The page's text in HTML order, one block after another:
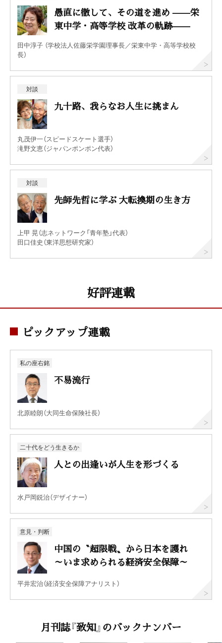
愚直に徹して、その道を進め ——栄
東中学・高等学校 改革の軌跡——
田中淳子 （学校法人佐藤栄学園理事長／栄東中学・高等学校校
長）
対談
九十路、我らなお人生に挑まん
丸茂伊一（スピードスケート選手）
滝野文恵（ジャパンポンポン代表）
対談
先師先哲に学ぶ 大転換期の生き方
上甲 晃（志ネットワーク「青年塾」代表）
田口佳史（東洋思想研究家）
好評連載
ピックアップ連載
私の座右銘
不易流行
北原睦朗（大同生命保険社長）
二十代をどう生きるか
人との出逢いが人生を形づくる
水戸岡鋭治（デザイナー）
意見・判断
中国の〝超限戦〟から日本を護れ
～いま求められる経済安全保障～
平井宏治（経済安全保障アナリスト）
月刊誌『致知』のバックナンバー